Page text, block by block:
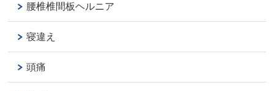
腰椎椎間板ヘルニア
寝違え
頭痛